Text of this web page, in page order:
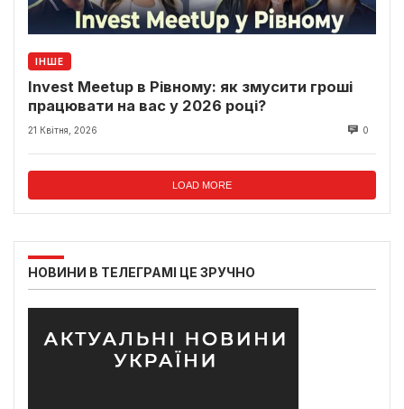
ІНШЕ
Invest Meetup в Рівному: як змусити гроші
працювати на вас у 2026 році?
21 Квітня, 2026 0
LOAD MORE
НОВИНИ В ТЕЛЕГРАМІ ЦЕ ЗРУЧНО